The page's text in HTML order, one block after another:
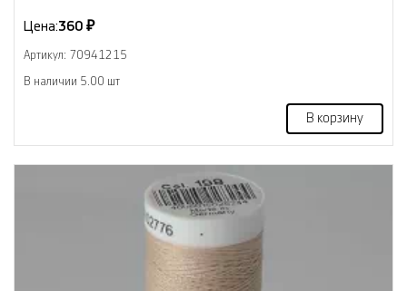
Цена:360 ₽
Артикул: 70941215
В наличии 5.00 шт
В корзину